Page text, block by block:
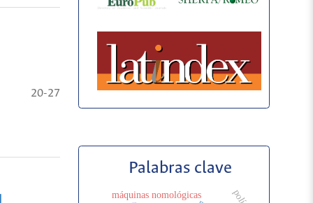
20-27
Palabras clave
máquinas nomológicas